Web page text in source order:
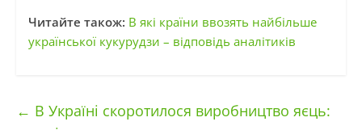
Читайте також: В які країни ввозять найбільше
української кукурудзи – відповідь аналітиків
← В Україні скоротилося виробництво яєць: